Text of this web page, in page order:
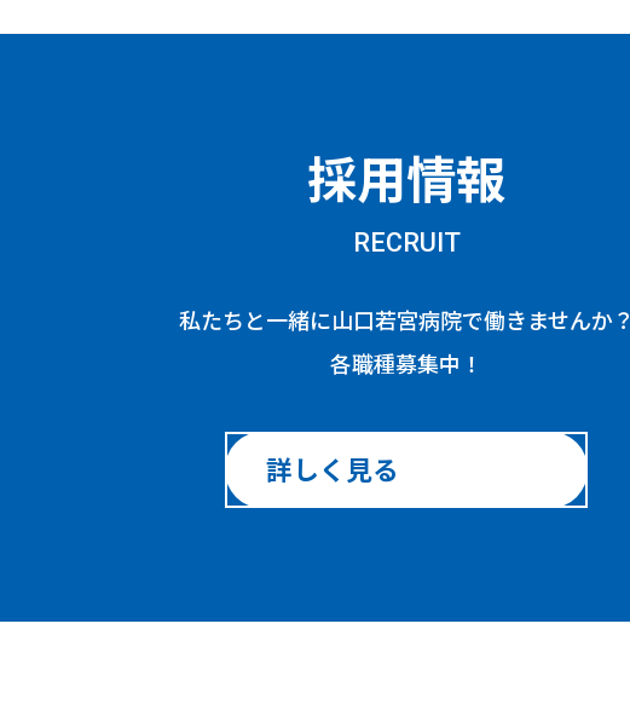
採用情報
RECRUIT
私たちと一緒に山口若宮病院で働きませんか？
各職種募集中！
詳しく見る